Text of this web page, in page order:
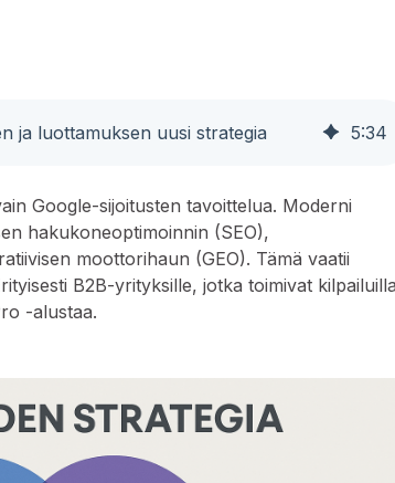
ja luottamuksen uusi strategia 5:34
Google-sijoitusten tavoittelua. Moderni
hakukoneoptimoinnin (SEO),
moottorihaun (GEO). Tämä vaatii
B2B-yrityksille, jotka toimivat
-alustaa.